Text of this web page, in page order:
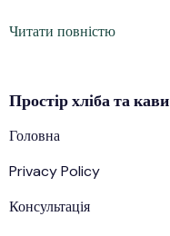
Читати повністю
Простірхлібата кави
Головна
Privacy Policy
Консультація